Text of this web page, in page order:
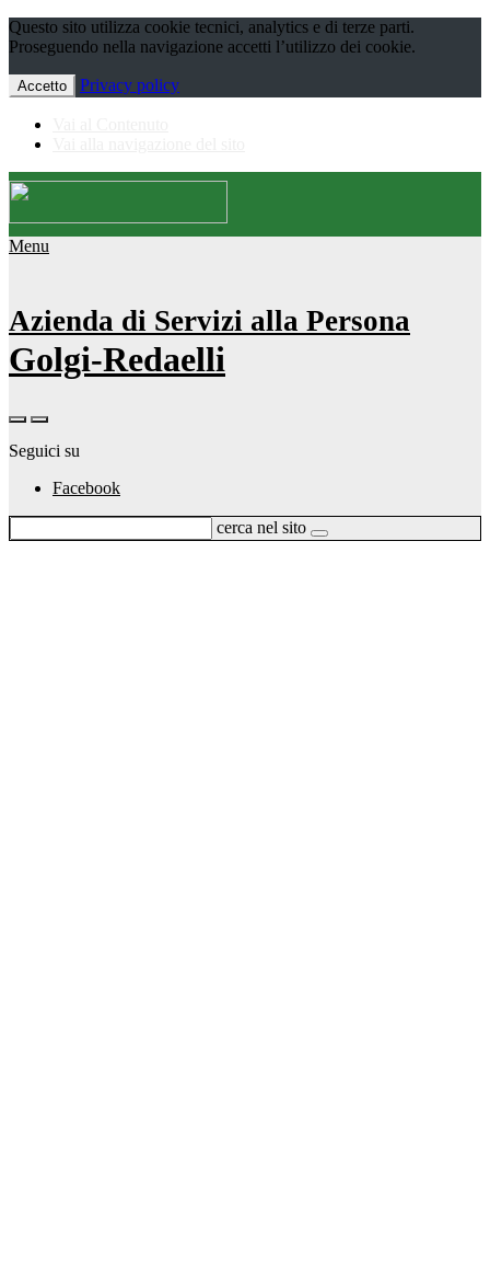
Questo sito utilizza cookie tecnici, analytics e di terze parti.
Proseguendo nella navigazione accetti l’utilizzo dei cookie.
Accetto Privacy policy
Menu
Azienda di Servizi alla Persona
Golgi-Redaelli
Seguici su
Facebook
cerca nel sito